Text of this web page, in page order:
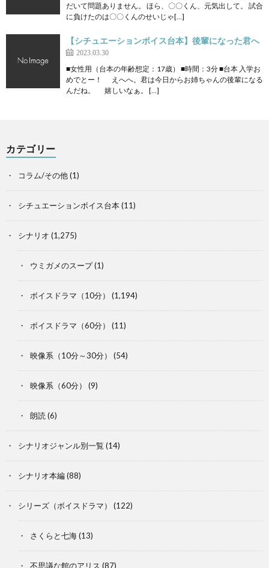
だいて問題ありません。 ほら、〇〇くん、元気出して。 試合
に負けたのは〇〇くんのせいじゃ[…]
【シチュエーションボイス台本】後輩になった君へ
2023.03.30
■女性用（台本の年齢想定：17歳） ■時間：3分 ■台本 入学お
めでとー！ えへへ。君は今日からお姉ちゃんの後輩になる
んだね。 嬉しいなぁ。 […]
カテゴリー
コラム/その他(1)
シチュエーションボイス台本(11)
シナリオ (1,275)
ウミガメのスープ(1)
ボイスドラマ（10分） (1,194)
ボイスドラマ（60分） (11)
映像系（10分～30分） (54)
映像系（60分） (9)
朗読 (6)
シナリオジャンル別一覧 (14)
シナリオ本編(88)
シリーズ（ボイスドラマ） (122)
さくらと七海(13)
不思議な館のアリス (87)